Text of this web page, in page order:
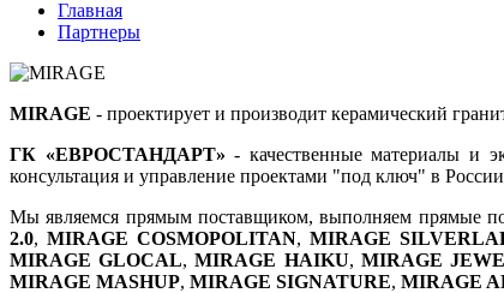
Главная
Партнеры
MIRAGE - проектирует и производит керамический
ГК «ЕВРОСТАНДАРТ» - качественные материалы и
консультация и управление проектами "под ключ" в
Мы являемся прямым поставщиком, выполняем прямые
2.0, MIRAGE COSMOPOLITAN, MIRAGE
MIRAGE GLOCAL,MIRAGE HAIKU, MIRAGE
MIRAGE MASHUP, MIRAGE SIGNATURE, MIRAGE